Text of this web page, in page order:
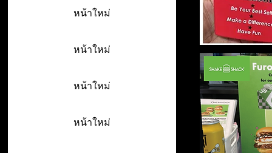
หน้าใหม่
หน้าใหม่
หน้าใหม่
หน้าใหม่